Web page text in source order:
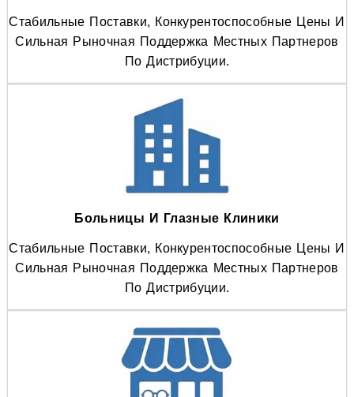
Стабильные Поставки, Конкурентоспособные Цены И
Сильная Рыночная Поддержка Местных Партнеров
По Дистрибуции.
Больницы И Глазные Клиники
Стабильные Поставки, Конкурентоспособные Цены И
Сильная Рыночная Поддержка Местных Партнеров
По Дистрибуции.